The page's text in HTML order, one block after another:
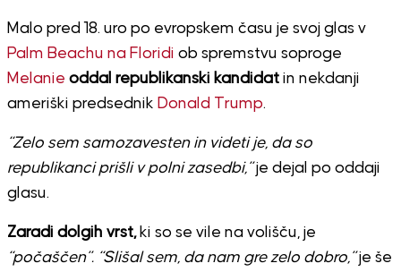
Malo pred 18. uro po evropskem času je svoj glas v
Palm Beachu na Floridi ob spremstvu soproge
Melanie oddal republikanski kandidatin nekdanji
ameriški predsednik Donald Trump.
“Zelo sem samozavesten in videti je, da so
republikanci prišli v polni zasedbi,”je dejal po oddaji
glasu.
Zaradi dolgih vrst,ki so se vile na volišču, je
“počaščen”. “Slišal sem, da nam gre zelo dobro,”je še